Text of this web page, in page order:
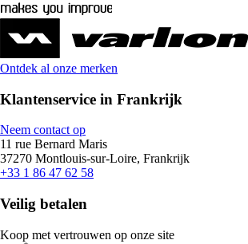
Ontdek al onze merken
Klantenservice in Frankrijk
Neem contact op
11 rue Bernard Maris
37270 Montlouis-sur-Loire, Frankrijk
+33 1 86 47 62 58
Veilig betalen
Koop met vertrouwen op onze site